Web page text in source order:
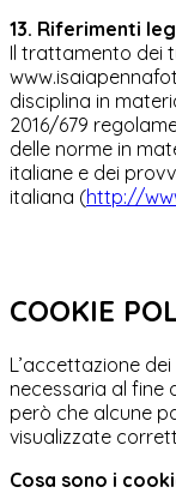
13. Riferimenti
Il trattamento dei
disciplina in
2016/679
delle norme in
italiane e dei
italiana (http://
COOKIE
L’accettazione
necessaria al fine
però che alcune
visualizzate
Cosa sono i